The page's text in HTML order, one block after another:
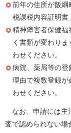
前年の住所が飯綱
税課税内容証明書
精神障害者保健福
く書類が変わり
わせください。
病院、薬局等の
理由で複数登録が
わせください。
なお、申請には主
査で認められない場